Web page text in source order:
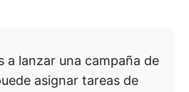
a lanzar una campaña de
asignar tareas de